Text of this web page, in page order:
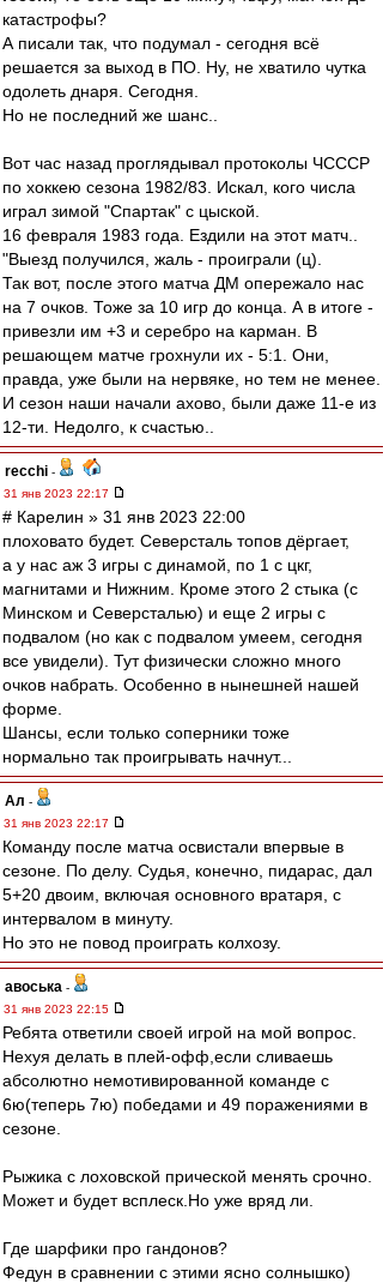
катастрофы?
А писали так, что подумал - сегодня всё
решается за выход в ПО. Ну, не хватило чутка
одолеть днаря. Сегодня.
Но не последний же шанс..
Вот час назад проглядывал протоколы ЧСССР
по хоккею сезона 1982/83. Искал, кого числа
играл зимой "Спартак" с цыской.
16 февраля 1983 года. Ездили на этот матч..
"Выезд получился, жаль - проиграли (ц).
Так вот, после этого матча ДМ опережало нас
на 7 очков. Тоже за 10 игр до конца. А в итоге -
привезли им +3 и серебро на карман. В
решающем матче грохнули их - 5:1. Они,
правда, уже были на нервяке, но тем не менее.
И сезон наши начали ахово, были даже 11-е из
12-ти. Недолго, к счастью..
recchi -
31 янв 2023 22:17
# Карелин » 31 янв 2023 22:00
плоховато будет. Северсталь топов дёргает,
а у нас аж 3 игры с динамой, по 1 с цкг,
магнитами и Нижним. Кроме этого 2 стыка (с
Минском и Северсталью) и еще 2 игры с
подвалом (но как с подвалом умеем, сегодня
все увидели). Тут физически сложно много
очков набрать. Особенно в нынешней нашей
форме.
Шансы, если только соперники тоже
нормально так проигрывать начнут...
Ал -
31 янв 2023 22:17
Команду после матча освистали впервые в
сезоне. По делу. Судья, конечно, пидарас, дал
5+20 двоим, включая основного вратаря, с
интервалом в минуту.
Но это не повод проиграть колхозу.
авоська -
31 янв 2023 22:15
Ребята ответили своей игрой на мой вопрос.
Нехуя делать в плей-офф,если сливаешь
абсолютно немотивированной команде с
6ю(теперь 7ю) победами и 49 поражениями в
сезоне.
Рыжика с лоховской прической менять срочно.
Может и будет всплеск.Но уже вряд ли.
Где шарфики про гандонов?
Федун в сравнении с этими ясно солнышко)